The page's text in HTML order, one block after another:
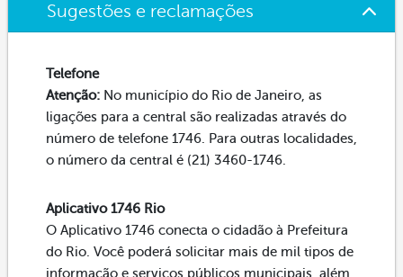
Sugestões e reclamações
Telefone
Atenção: No município do Rio de Janeiro, as
ligações para a central são realizadas através do
número de telefone 1746. Para outras localidades,
o número da central é (21) 3460-1746.
Aplicativo 1746 Rio
O Aplicativo 1746 conecta o cidadão à Prefeitura
do Rio. Você poderá solicitar mais de mil tipos de
informação e serviços públicos municipais, além